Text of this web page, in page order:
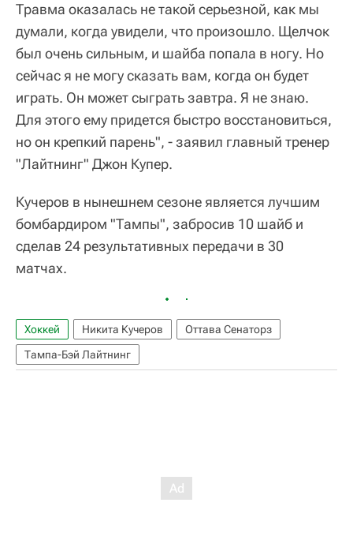
Травма оказалась не такой серьезной, как мы
думали, когда увидели, что произошло. Щелчок
был очень сильным, и шайба попала в ногу. Но
сейчас я не могу сказать вам, когда он будет
играть. Он может сыграть завтра. Я не знаю.
Для этого ему придется быстро восстановиться,
но он крепкий парень", - заявил главный тренер
"Лайтнинг" Джон Купер.
Кучеров в нынешнем сезоне является лучшим
бомбардиром "Тампы", забросив 10 шайб и
сделав 24 результативных передачи в 30
матчах.
Хоккей Никита Кучеров
Оттава Сенаторз
Тампа-Бэй Лайтнинг